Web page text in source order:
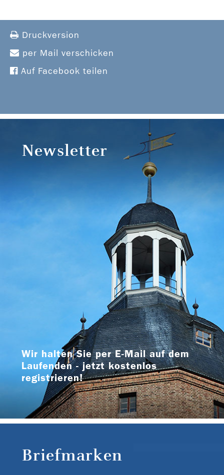
Druckversion
per Mail verschicken
Auf Facebook teilen
Newsletter
Wir halten Sie per E-Mail auf dem
Laufenden - jetzt kostenlos
registrieren!
Briefmarken